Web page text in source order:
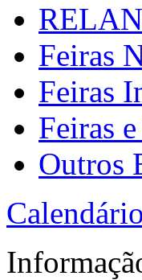
Feiras
Feiras
Feiras
Outros